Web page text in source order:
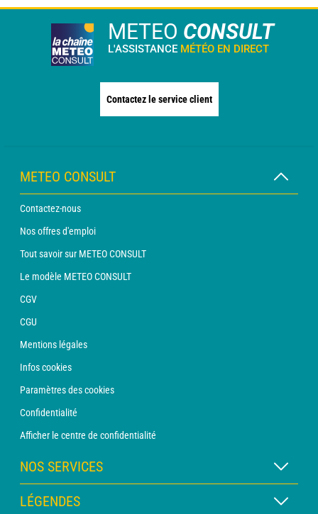
METEO CONSULT
L'ASSISTANCE MÉTÉO EN DIRECT
Contactez le service client
METEO CONSULT
Contactez-nous
Nos offres d'emploi
Tout savoir sur METEO CONSULT
Le modèle METEO CONSULT
CGV
CGU
Mentions légales
Infos cookies
Paramètres des cookies
Confidentialité
Afficher le centre de confidentialité
NOS SERVICES
Abonnement METEO Xpert
LÉGENDES